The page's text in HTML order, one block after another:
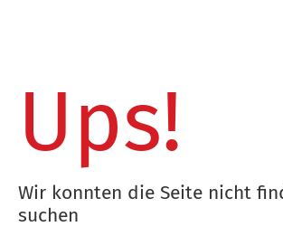
Ups!
Wir konnten die Seite nicht
suchen